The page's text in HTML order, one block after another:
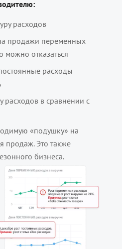
расходов
продажи переменных
можно отказаться
расходы
расходов в сравнении с
«подушку» на
продаж. Это также
бизнеса.